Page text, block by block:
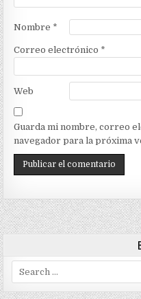
Nombre *
Correo electrónico *
Web
Guarda mi nombre, correo
navegador para la próxima
Search
for: